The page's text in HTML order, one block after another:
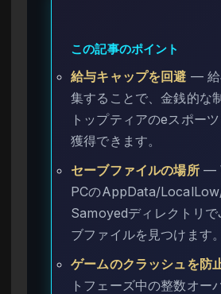
この記事のポイント
給与キャップを回避 — 給
集することで、金銭的な
トップティアのeスポー
獲得できます。
セーブファイルの場所—
PCのAppData/
Samoyedディレクトリ
ブファイルを見つけます。
ゲームのクラッシュを防
トフェーズ中の整数オー